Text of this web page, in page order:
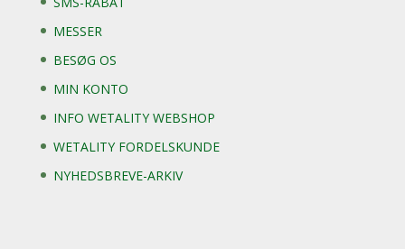
MESSER
BESØG OS
MIN KONTO
INFO WETALITY WEBSHOP
WETALITY FORDELSKUNDE
NYHEDSBREVE-ARKIV